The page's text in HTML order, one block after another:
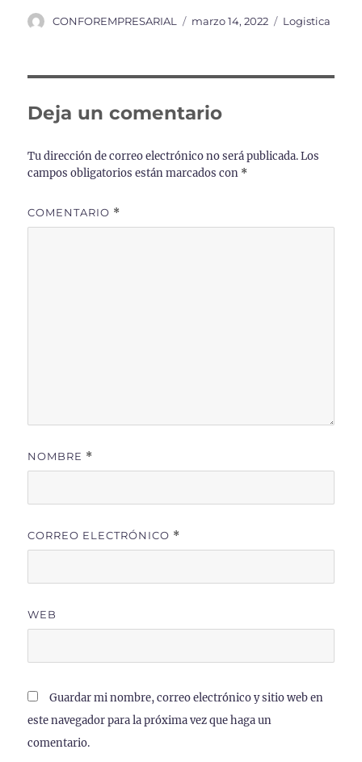
Autor
CONFOREMPRESARIAL
Publicado
marzo 14, 2022 Categorías
Logistica
Deja un comentario
Tu dirección de correo electrónico no será publicada. Los
campos obligatorios están marcados con *
COMENTARIO *
NOMBRE *
CORREO ELECTRÓNICO *
WEB
Guardar mi nombre, correo electrónico y sitio web en
este navegador para la próxima vez que haga un
comentario.